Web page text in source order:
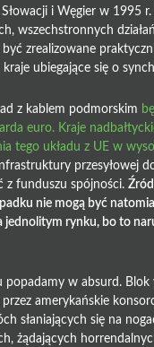
Słowacji i Węgier w 1995
wszechstronnych
być zrealizowane
kraje ubiegające się o
z kablem podmorskim
euro. Kraje
tego układu z UE w
przesyłowej
z funduszu spójności.
nie mogą być
jednolitym rynku, bo to
popadamy w absurd. Blok
amerykańskie
słaniających się na
żądających